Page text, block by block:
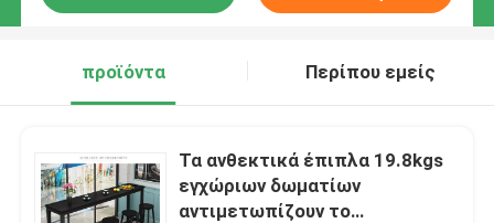
προϊόντα Περίπου εμείς
Τα ανθεκτικά έπιπλα 19.8kgs
εγχώριων δωματίων
αντιμετωπίζουν το